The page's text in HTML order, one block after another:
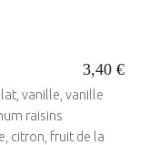
3,40 €
vanille, vanille
raisins
citron, fruit de la